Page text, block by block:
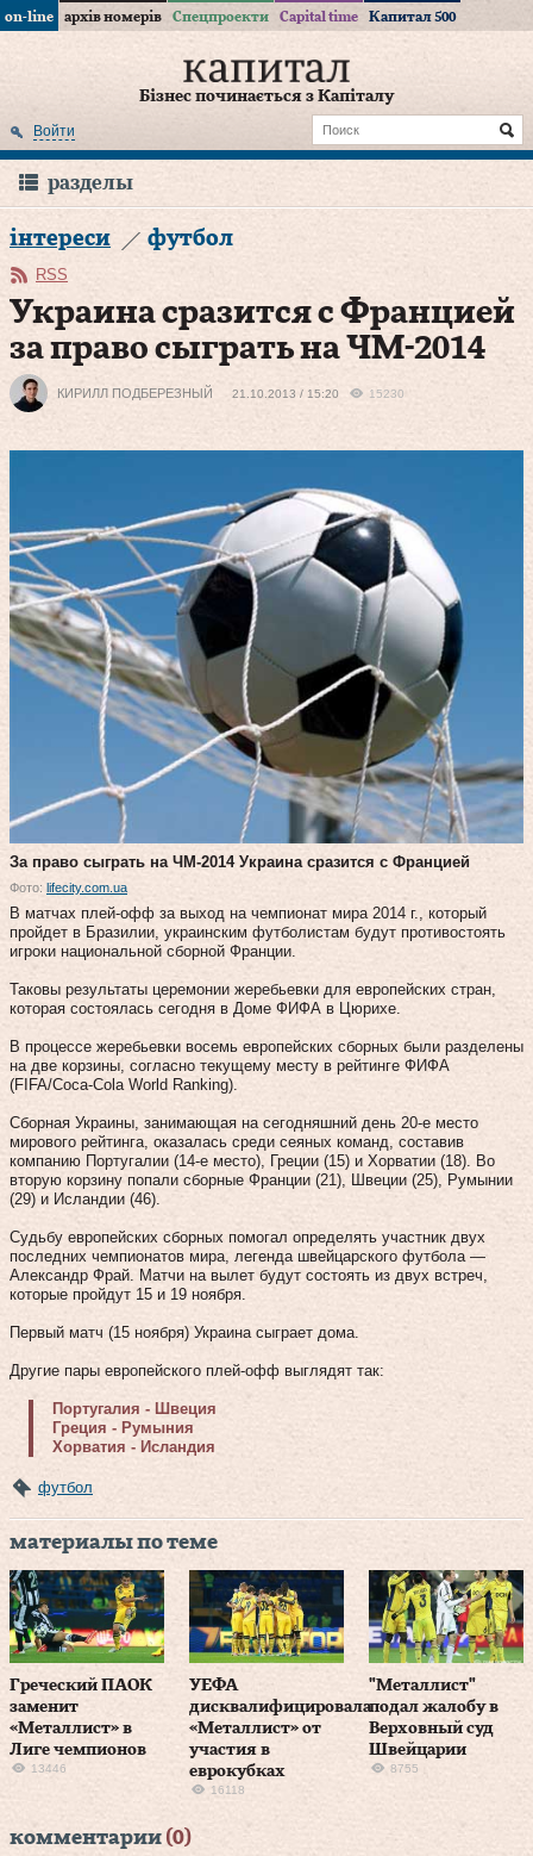
on-line архів номерів Спецпроекти Capital time Капитал 500
Бізнес починається з Капіталу
Войти
разделы
інтереси футбол
RSS
Украина сразится с Францией
за право сыграть на ЧМ-2014
КИРИЛЛ ПОДБЕРЕЗНЫЙ 21.10.2013 / 15:20 15230
За право сыграть на ЧМ-2014 Украина сразится с Францией
Фото: lifecity.com.ua
В матчах плей-офф за выход на чемпионат мира 2014 г., который
пройдет в Бразилии, украинским футболистам будут противостоять
игроки национальной сборной Франции.
Таковы результаты церемонии жеребьевки для европейских стран,
которая состоялась сегодня в Доме ФИФА в Цюрихе.
В процессе жеребьевки восемь европейских сборных были разделены
на две корзины, согласно текущему месту в рейтинге ФИФА
(FIFA/Coca-Cola World Ranking).
Сборная Украины, занимающая на сегодняшний день 20-е место
мирового рейтинга, оказалась среди сеяных команд, составив
компанию Португалии (14-е место), Греции (15) и Хорватии (18). Во
вторую корзину попали сборные Франции (21), Швеции (25), Румынии
(29) и Исландии (46).
Судьбу европейских сборных помогал определять участник двух
последних чемпионатов мира, легенда швейцарского футбола —
Александр Фрай. Матчи на вылет будут состоять из двух встреч,
которые пройдут 15 и 19 ноября.
Первый матч (15 ноября) Украина сыграет дома.
Другие пары европейского плей-офф выглядят так:
Португалия - Швеция
Греция - Румыния
Хорватия - Исландия
футбол
материалы по теме
Греческий ПАОК
заменит
«Металлист» в
Лиге чемпионов
13446
УЕФА
дисквалифицировала
«Металлист» от
участия в
еврокубках
16118
"Металлист"
подал жалобу в
Верховный суд
Швейцарии
8755
комментарии (0)